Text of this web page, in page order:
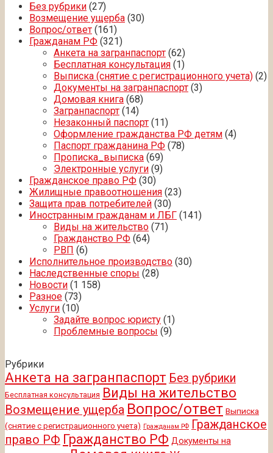
Без рубрики (27)
Возмещение ущерба (30)
Вопрос/ответ (161)
Гражданам РФ (321)
Анкета на загранпаспорт (62)
Бесплатная консультация (1)
Выписка (снятие с регистрационного учета) (2)
Документы на загранпаспорт (3)
Домовая книга (68)
Загранпаспорт (14)
Незаконный паспорт (11)
Оформление гражданства РФ детям (4)
Паспорт гражданина РФ (78)
Прописка_выписка (69)
Электронные услуги (9)
Гражданское право РФ (30)
Жилищные правоотношения (23)
Защита прав потребителей (30)
Иностранным гражданам и ЛБГ (141)
Виды на жительство (71)
Гражданство РФ (64)
РВП (6)
Исполнительное производство (30)
Наследственные споры (28)
Новости (1 158)
Разное (73)
Услуги (10)
Задайте вопрос юристу (1)
Проблемные вопросы (9)
Рубрики
Анкета на загранпаспорт Без рубрики
Бесплатная консультация Виды на жительство
Возмещение ущерба Вопрос/ответ Выписка
(снятие с регистрационного учета) Гражданам РФ Гражданское
право РФ Гражданство РФ Документы на